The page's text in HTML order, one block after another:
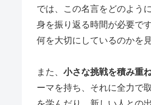
では、この名言をどのよう
身を振り返る時間が必要で
何を大切にしているのかを
また、 小さな挑戦を積み重
ーマを持ち、それに全力で